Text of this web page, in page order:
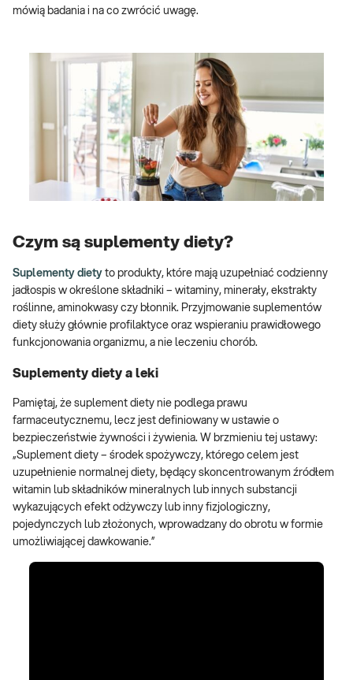
mówią badania i na co zwrócić uwagę.
Czym są suplementy diety?
Suplementy diety to produkty, które mają uzupełniać codzienny
jadłospis w określone składniki – witaminy, minerały, ekstrakty
roślinne, aminokwasy czy błonnik. Przyjmowanie suplementów
diety służy głównie profilaktyce oraz wspieraniu prawidłowego
funkcjonowania organizmu, a nie leczeniu chorób.
Suplementy diety a leki
Pamiętaj, że suplement diety nie podlega prawu
farmaceutycznemu, lecz jest definiowany w ustawie o
bezpieczeństwie żywności i żywienia. W brzmieniu tej ustawy:
„Suplement diety – środek spożywczy, którego celem jest
uzupełnienie normalnej diety, będący skoncentrowanym źródłem
witamin lub składników mineralnych lub innych substancji
wykazujących efekt odżywczy lub inny fizjologiczny,
pojedynczych lub złożonych, wprowadzany do obrotu w formie
umożliwiającej dawkowanie.”